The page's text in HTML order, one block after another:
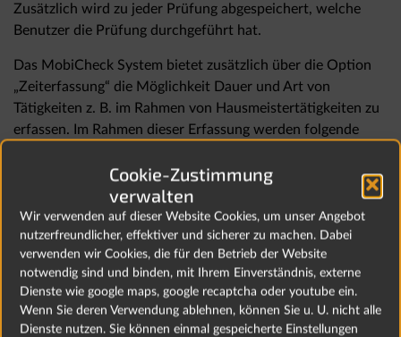
Cookie-Zustimmung
verwalten
Wir verwenden auf dieser Website Cookies, um unser Angebot
nutzerfreundlicher, effektiver und sicherer zu machen. Dabei
verwenden wir Cookies, die für den Betrieb der Website
notwendig sind und binden, mit Ihrem Einverständnis, externe
Dienste wie google maps, google recaptcha oder youtube ein.
Wenn Sie deren Verwendung ablehnen, können Sie u. U. nicht alle
Dienste nutzen. Sie können einmal gespeicherte Einstellungen
Zusätzlich wird zu jeder Prüfung abgespeichert, welche
Benutzer die Prüfung durchgeführt hat.
Das MobiCheck System bietet zusätzlich über die Option
„Zeiterfassung“ die Möglichkeit Dauer und Art von
Tätigkeiten z. B. im Rahmen von Hausmeistertätigkeiten zu
erfassen. Im Rahmen dieser Erfassung werden folgende
Betroffenes Objekt
Leistungsart
Genaue Tätigkeit
Start und Endatum
Dauer